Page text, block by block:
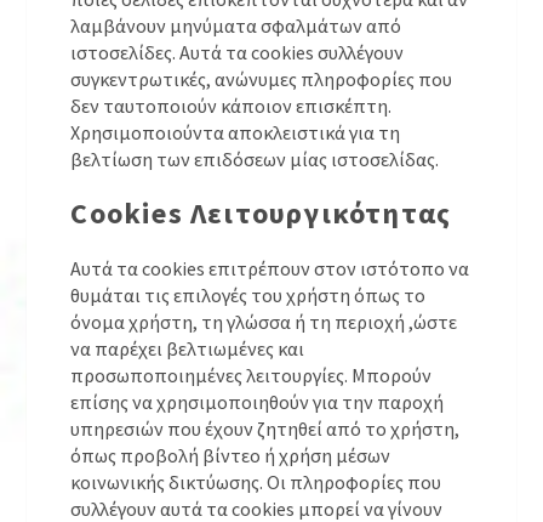
λαμβάνουν μηνύματα σφαλμάτων από
ιστοσελίδες. Αυτά τα cookies συλλέγουν
συγκεντρωτικές, ανώνυμες πληροφορίες που
δεν ταυτοποιούν κάποιον επισκέπτη.
Χρησιμοποιούντα αποκλειστικά για τη
βελτίωση των επιδόσεων μίας ιστοσελίδας.
Cookies Λειτουργικότητας
Αυτά τα cookies επιτρέπουν στον ιστότοπο να
θυμάται τις επιλογές του χρήστη όπως το
όνομα χρήστη, τη γλώσσα ή τη περιοχή ,ώστε
να παρέχει βελτιωμένες και
προσωποποιημένες λειτουργίες. Μπορούν
επίσης να χρησιμοποιηθούν για την παροχή
υπηρεσιών που έχουν ζητηθεί από το χρήστη,
όπως προβολή βίντεο ή χρήση μέσων
κοινωνικής δικτύωσης. Οι πληροφορίες που
συλλέγουν αυτά τα cookies μπορεί να γίνουν